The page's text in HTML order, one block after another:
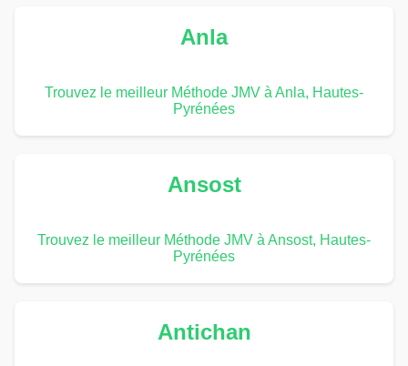
Anla
Trouvez le meilleur Méthode JMV à Anla, Hautes-
Pyrénées
Ansost
Trouvez le meilleur Méthode JMV à Ansost, Hautes-
Pyrénées
Antichan